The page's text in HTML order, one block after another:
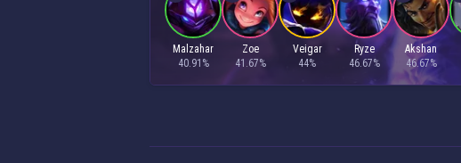
Malzahar
40.91%
Zoe
41.67%
Veigar
44%
Ryze
46.67%
Akshan
46.67%